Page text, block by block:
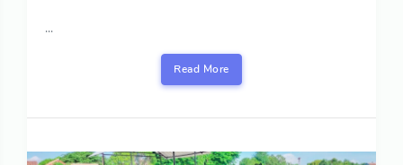
...
Read More